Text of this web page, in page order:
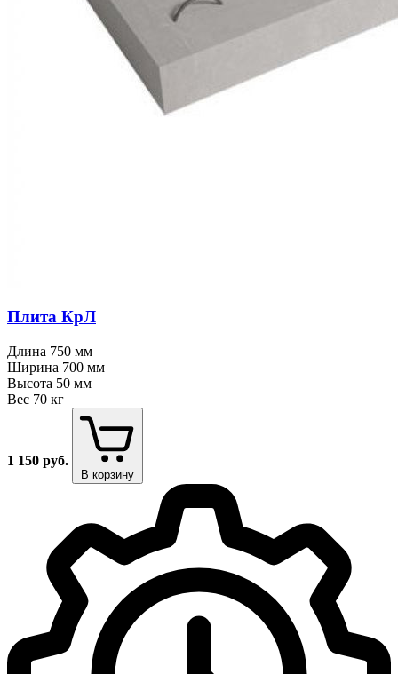
Плита КрЛ
Длина 750 мм
Ширина 700 мм
Высота 50 мм
Вес 70 кг
1 150 руб.
В корзину